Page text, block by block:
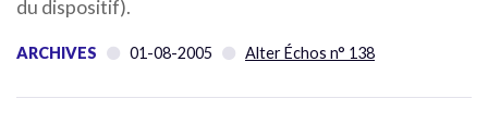
du dispositif).
ARCHIVES 01-08-2005 Alter Échos n° 138